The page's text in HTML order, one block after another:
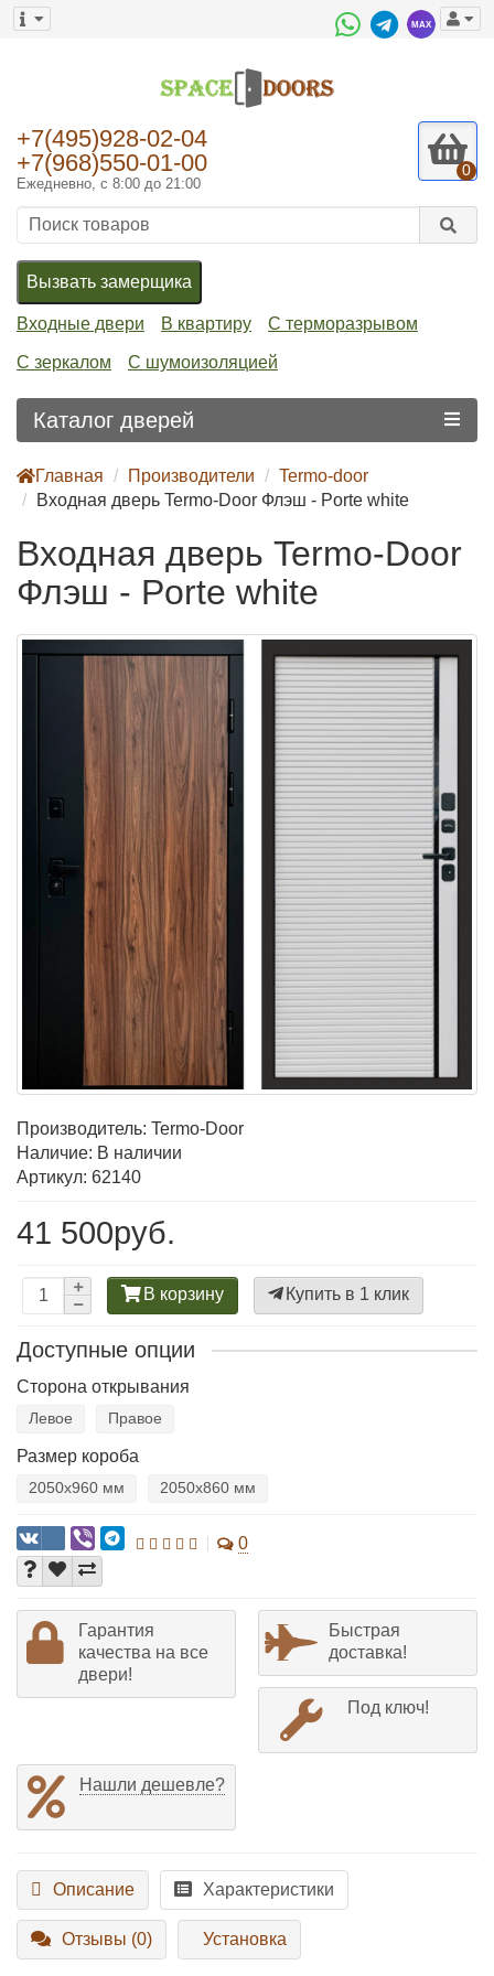
+7(495)928-02-04
+7(968)550-01-00
Ежедневно, с 8:00 до 21:00
0
Вызвать замерщика
Входные двери В квартиру С терморазрывом
С зеркалом С шумоизоляцией
Каталог дверей
Главная Производители
Termo-door
Входная дверь Termo-Door Флэш - Porte white
Входная дверь Termo-Door
Флэш - Porte white
Производитель: Termo-Door
Наличие: В наличии
Артикул: 62140
41 500руб.
В корзину Купить в 1 клик
Доступные опции
Сторона открывания
Левое Правое
Размер короба
2050х960 мм 2050х860 мм
0
Гарантия
качества на все
двери!
Быстрая
доставка!
Под ключ!
Нашли дешевле?
Описание Характеристики
Отзывы (0) Установка